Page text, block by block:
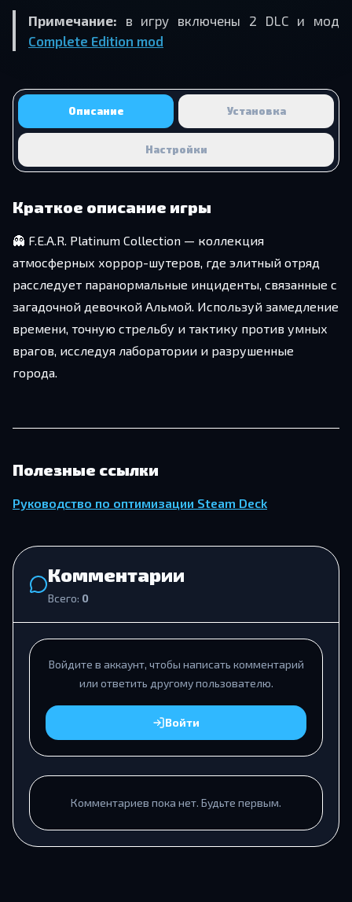
Примечание: в игру включены 2 DLC и мод
Complete Edition mod
Описание Установка
Настройки
Краткое описание игры
👻 F.E.A.R. Platinum Collection — коллекция
атмосферных хоррор-шутеров, где элитный отряд
расследует паранормальные инциденты, связанные с
загадочной девочкой Альмой. Используй замедление
времени, точную стрельбу и тактику против умных
врагов, исследуя лаборатории и разрушенные
города.
Полезные ссылки
Руководство по оптимизации Steam Deck
Комментарии
Всего: 0
Войдите в аккаунт, чтобы написать комментарий
или ответить другому пользователю.
Войти
Комментариев пока нет. Будьте первым.